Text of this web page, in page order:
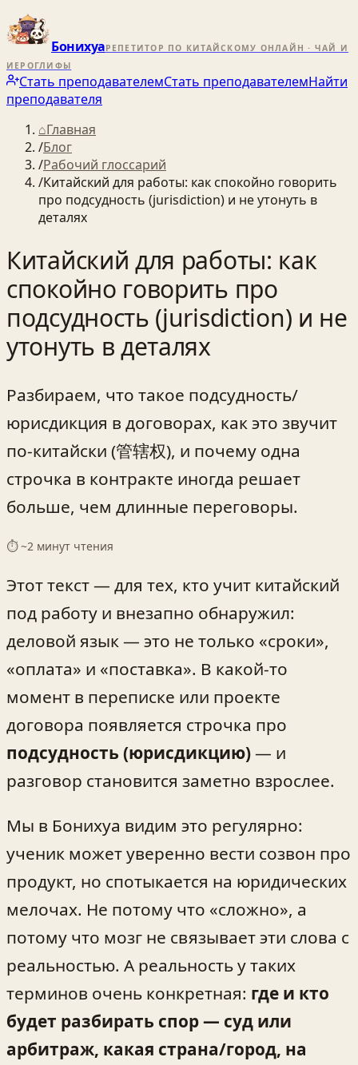
БонихуаРЕПЕТИТОР ПО КИТАЙСКОМУ ОНЛАЙН · ЧАЙ И
ИЕРОГЛИФЫ
Стать преподавателемСтать преподавателемНайти
преподавателя
⌂Главная
/Блог
/Рабочий глоссарий
/Китайский для работы: как спокойно говорить
про подсудность (jurisdiction) и не утонуть в
деталях
Китайский для работы: как
спокойно говорить про
подсудность (jurisdiction) и не
утонуть в деталях
Разбираем, что такое подсудность/
юрисдикция в договорах, как это звучит
по-китайски (管辖权), и почему одна
строчка в контракте иногда решает
больше, чем длинные переговоры.
⏱ ~2 минут чтения
Этот текст — для тех, кто учит китайский
под работу и внезапно обнаружил:
деловой язык — это не только «сроки»,
«оплата» и «поставка». В какой-то
момент в переписке или проекте
договора появляется строчка про
подсудность (юрисдикцию)— и
разговор становится заметно взрослее.
Мы в Бонихуа видим это регулярно:
ученик может уверенно вести созвон про
продукт, но спотыкается на юридических
мелочах. Не потому что «сложно», а
потому что мозг не связывает эти слова с
реальностью. А реальность у таких
терминов очень конкретная: где и кто
будет разбирать спор — суд или
арбитраж, какая страна/город, на